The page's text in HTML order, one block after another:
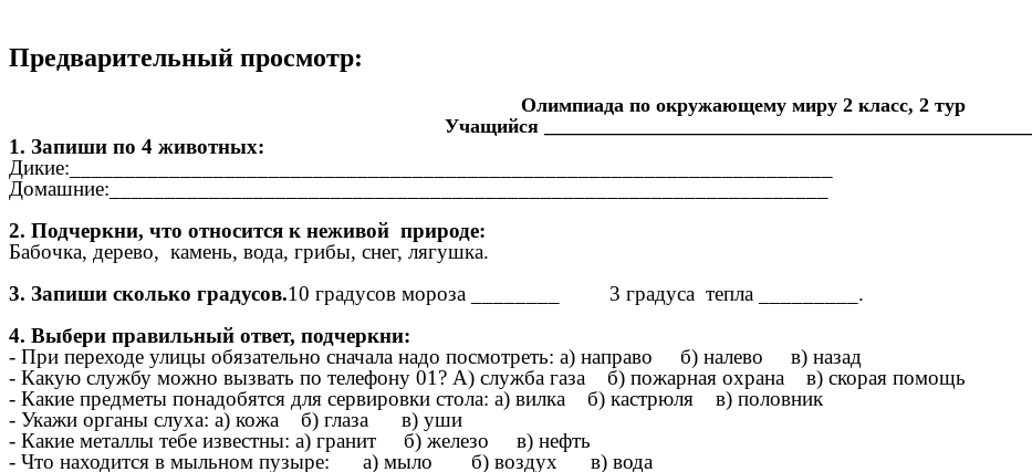
Предварительный просмотр:
Олимпиада по окружающему миру 2 класс, 2 тур
Учащийся __________________________________________________
1. Запиши по 4 животных:
Дикие:_____________________________________________________________________
Домашние:_________________________________________________________________
2. Подчеркни, что относится к неживой природе:
Бабочка, дерево, камень, вода, грибы, снег, лягушка.
3. Запиши сколько градусов.10 градусов мороза ________ 3 градуса тепла _________.
4. Выбери правильный ответ, подчеркни:
- При переходе улицы обязательно сначала надо посмотреть: а) направо б) налево в) назад
- Какую службу можно вызвать по телефону 01? А) служба газа б) пожарная охрана в) скорая помощь
- Какие предметы понадобятся для сервировки стола: а) вилка б) кастрюля в) половник
- Укажи органы слуха: а) кожа б) глаза в) уши
- Какие металлы тебе известны: а) гранит б) железо в) нефть
- Что находится в мыльном пузыре: а) мыло б) воздух в) вода